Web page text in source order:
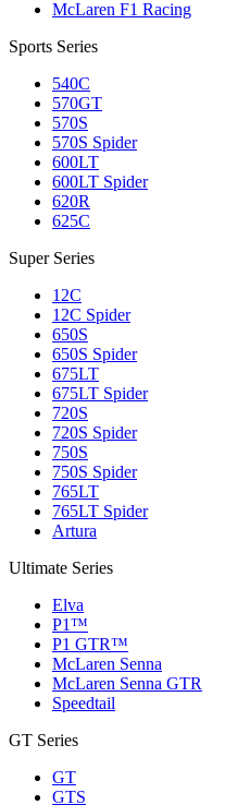
McLaren F1 Racing
Sports Series
540C
570GT
570S
570S Spider
600LT
600LT Spider
620R
625C
Super Series
12C
12C Spider
650S
650S Spider
675LT
675LT Spider
720S
720S Spider
750S
750S Spider
765LT
765LT Spider
Artura
Ultimate Series
Elva
P1™
P1 GTR™
McLaren Senna
McLaren Senna GTR
Speedtail
GT Series
GT
GTS